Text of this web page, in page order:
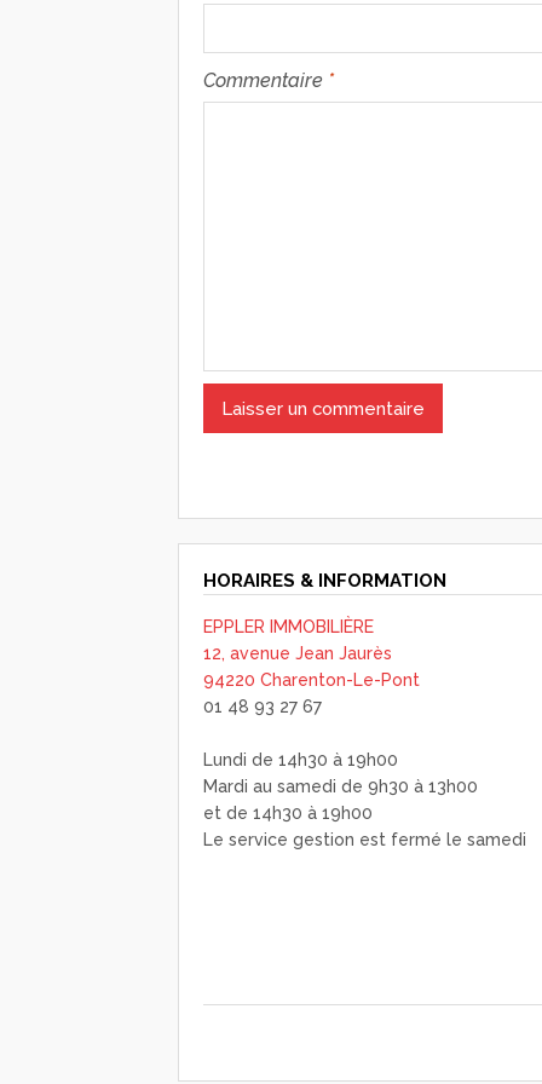
Commentaire *
HORAIRES & INFORMATION
EPPLER IMMOBILIÈRE
12, avenue Jean Jaurès
94220 Charenton-Le-Pont
01 48 93 27 67
Lundi de 14h30 à 19h00
Mardi au samedi de 9h30 à 13h00
et de 14h30 à 19h00
Le service gestion est fermé le samedi